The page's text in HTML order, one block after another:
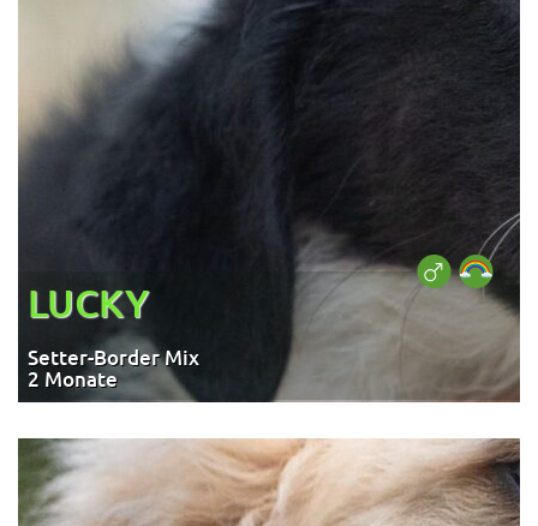
LUCKY
Setter-Border Mix
2 Monate